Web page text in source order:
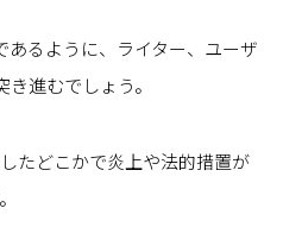
あるように、ライター、ユーザ
進むでしょう。
たどこかで炎上や法的措置が